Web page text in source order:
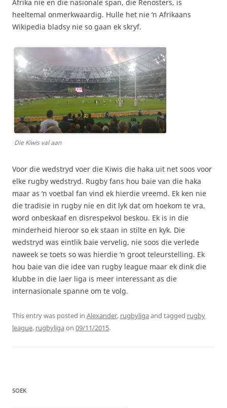
Afrika nie en die nasionale span, die Renosters, is
heeltemal onmerkwaardig. Hulle het nie ‘n Afrikaans
Wikipedia bladsy nie so gaan ek skryf.
Die Kiwis val aan
Voor die wedstryd voer die Kiwis die haka uit net soos voor
elke rugby wedstryd. Rugby fans hou baie van die haka
maar as ‘n voetbal fan vind ek hierdie vreemd. Ek ken nie
die tradisie in rugby nie en dit lyk dat om hoekom te vra,
word onbeskaaf en disrespekvol beskou. Ek is in die
minderheid hieroor so ek staan in stilte en kyk. Die
wedstryd was eintlik baie vervelig, nie soos die verlede
naweek se toets so was hierdie ‘n groot teleurstelling. Ek
hou baie van die idee van rugby league maar ek dink die
klubbe in die laer liga is meer interessant as die
internasionale spanne om te volg.
This entry was posted in Alexander, rugbyligaand tagged rugby
league, rugbyligaon 09/11/2015.
SOEK